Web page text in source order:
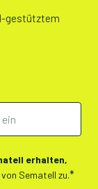
gestütztem
erhalten,
von Sematell zu.*